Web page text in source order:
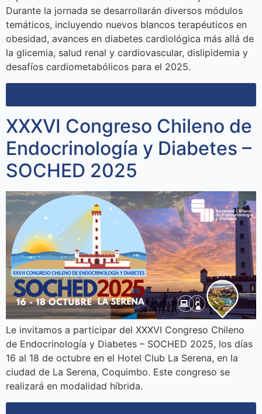
Durante la jornada se desarrollarán diversos módulos
temáticos, incluyendo nuevos blancos terapéuticos en
obesidad, avances en diabetes cardiológica más allá de
la glicemia, salud renal y cardiovascular, dislipidemia y
desafíos cardiometabólicos para el 2025.
XXXVI Congreso Chileno de
Endocrinología y Diabetes –
SOCHED 2025
Le invitamos a participar del XXXVI Congreso Chileno
de Endocrinología y Diabetes – SOCHED 2025, los días
16 al 18 de octubre en el Hotel Club La Serena, en la
ciudad de La Serena, Coquimbo. Este congreso se
realizará en modalidad híbrida.